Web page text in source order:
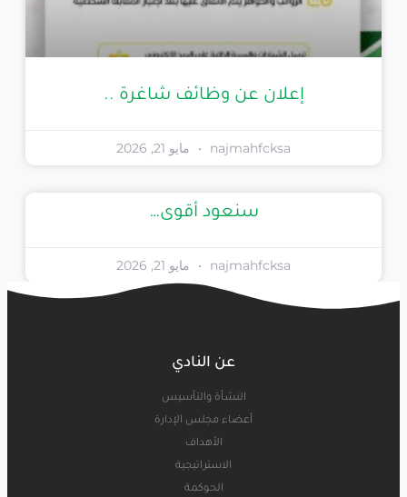
إعلان عن وظائف شاغرة ..
najmahfcksa مايو 21, 2026
سنعود أقوى…
najmahfcksa مايو 21, 2026
عن النادي
النشأة والتأسيس
أعضاء مجلس الإدارة
الأهداف
الاستراتيجية
الحوكمة